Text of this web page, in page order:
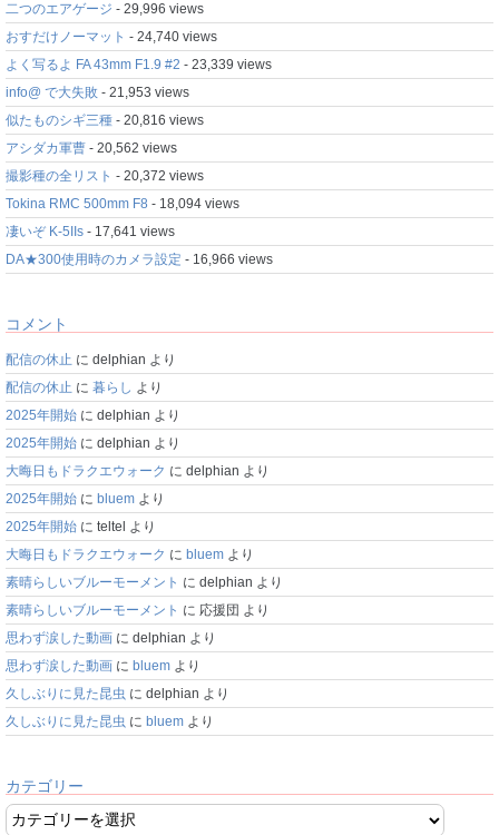
二つのエアゲージ - 29,996 views
おすだけノーマット - 24,740 views
よく写るよ FA 43mm F1.9 #2 - 23,339 views
info@ で大失敗 - 21,953 views
似たものシギ三種 - 20,816 views
アシダカ軍曹 - 20,562 views
撮影種の全リスト - 20,372 views
Tokina RMC 500mm F8 - 18,094 views
凄いぞ K-5IIs - 17,641 views
DA★300使用時のカメラ設定 - 16,966 views
コメント
配信の休止 に delphian より
配信の休止 に 暮らし より
2025年開始 に delphian より
2025年開始 に delphian より
大晦日もドラクエウォーク に delphian より
2025年開始 に bluem より
2025年開始 に teltel より
大晦日もドラクエウォーク に bluem より
素晴らしいブルーモーメント に delphian より
素晴らしいブルーモーメント に 応援団 より
思わず涙した動画 に delphian より
思わず涙した動画 に bluem より
久しぶりに見た昆虫 に delphian より
久しぶりに見た昆虫 に bluem より
カテゴリー